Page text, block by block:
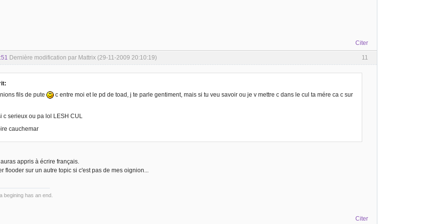
Citer
11
Dernière modification par Mattrix (29-11-2009 20:10:19)
fils de pute
c entre moi et le pd de toad, j te parle gentiment, mais si tu veu savoir ou je v mettre c dans le cul ta mére ca c sur
c serieux ou pa lol LESH CUL
cauchemar
appris à écrire français.
flooder sur un autre topic si c'est pas de mes oignion...
begining has an end.
Citer